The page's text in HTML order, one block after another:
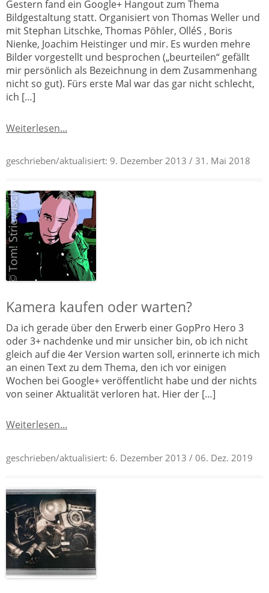
Gestern fand ein Google+ Hangout zum Thema
Bildgestaltung statt. Organisiert von Thomas Weller und
mit Stephan Litschke, Thomas Pöhler, OlléS , Boris
Nienke, Joachim Heistinger und mir. Es wurden mehre
Bilder vorgestellt und besprochen („beurteilen“ gefällt
mir persönlich als Bezeichnung in dem Zusammenhang
nicht so gut). Fürs erste Mal war das gar nicht schlecht,
ich […]
Weiterlesen...
geschrieben/aktualisiert: 9. Dezember 2013 / 31. Mai 2018
Kamera kaufen oder warten?
Da ich gerade über den Erwerb einer GopPro Hero 3
oder 3+ nachdenke und mir unsicher bin, ob ich nicht
gleich auf die 4er Version warten soll, erinnerte ich mich
an einen Text zu dem Thema, den ich vor einigen
Wochen bei Google+ veröffentlicht habe und der nichts
von seiner Aktualität verloren hat. Hier der […]
Weiterlesen...
geschrieben/aktualisiert: 6. Dezember 2013 / 06. Dez. 2019